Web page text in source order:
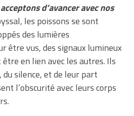
d’avancer avec nos
les poissons se sont
des lumières
être vus, des signaux lumineux
en lien avec les autres. Ils
du silence, et de leur part
l’obscurité avec leurs corps